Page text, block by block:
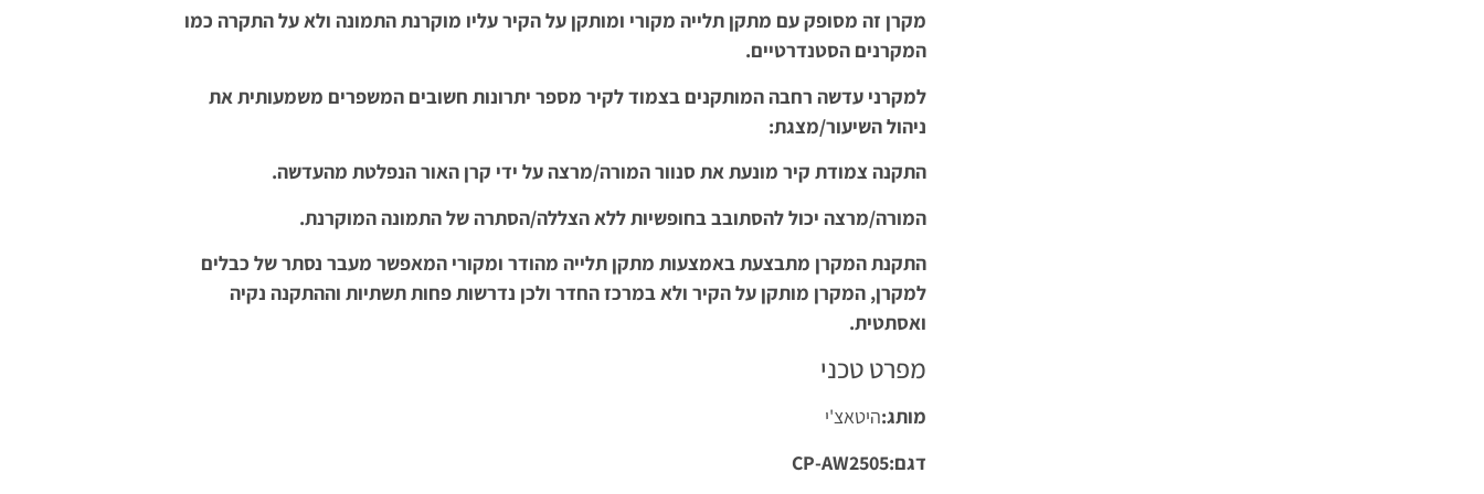
מקרן זה מסופק עם מתקן תלייה מקורי ומותקן על הקיר עליו מוקרנת התמונה ולא על התקרה כמו
המקרנים הסטנדרטיים.
למקרני עדשה רחבה המותקנים בצמוד לקיר מספר יתרונות חשובים המשפרים משמעותית את
ניהול השיעור/מצגת:
התקנה צמודת קיר מונעת את סנוור המורה/מרצה על ידי קרן האור הנפלטת מהעדשה.
המורה/מרצה יכול להסתובב בחופשיות ללא הצללה/הסתרה של התמונה המוקרנת.
התקנת המקרן מתבצעת באמצעות מתקן תלייה מהודר ומקורי המאפשר מעבר נסתר של כבלים
למקרן, המקרן מותקן על הקיר ולא במרכז החדר ולכן נדרשות פחות תשתיות וההתקנה נקיה
ואסתטית.
מפרט טכני
מותג:היטאצ'י
דגם:CP-AW2505